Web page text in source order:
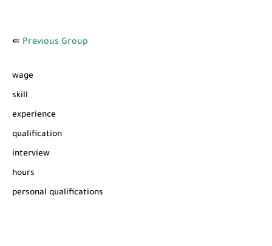
شرح قسم القراءة لكل وحدات الكتاب Super Goal 3 -... ⇚ Previous Group
wage
skill
experience
qualification
interview
hours
personal qualifications